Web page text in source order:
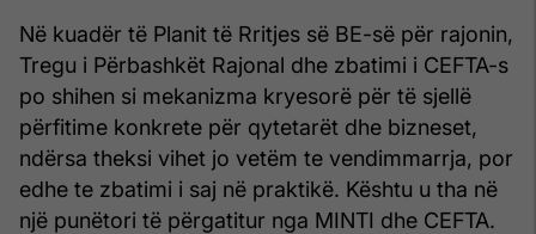
Në kuadër të Planit të Rritjes së BE-së për rajonin,
Tregu i Përbashkët Rajonal dhe zbatimi i CEFTA-s
po shihen si mekanizma kryesorë për të sjellë
përfitime konkrete për qytetarët dhe bizneset,
ndërsa theksi vihet jo vetëm te vendimmarrja, por
edhe te zbatimi i saj në praktikë. Kështu u tha në
një punëtori të përgatitur nga MINTI dhe CEFTA.